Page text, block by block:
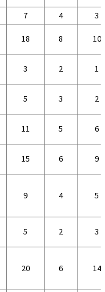
7 4
3
18 8 10
3 2 1
5 3 2
11 5 6
15 6 9
9 4 5
5 2 3
20 6 14